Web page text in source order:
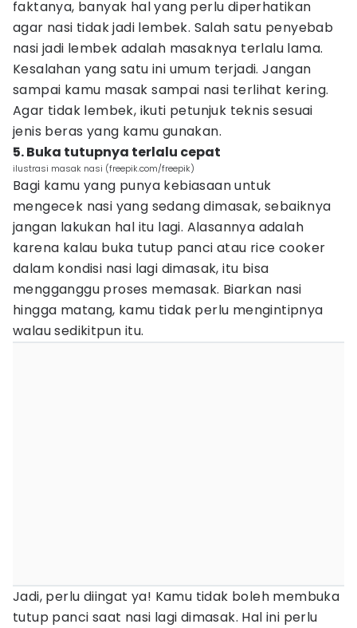
faktanya, banyak hal yang perlu diperhatikan
agar nasi tidak jadi lembek. Salah satu penyebab
nasi jadi lembek adalah masaknya terlalu lama.
Kesalahan yang satu ini umum terjadi. Jangan
sampai kamu masak sampai nasi terlihat kering.
Agar tidak lembek, ikuti petunjuk teknis sesuai
jenis beras yang kamu gunakan.
5. Buka tutupnya terlalu cepat
ilustrasi masak nasi (freepik.com/freepik)
Bagi kamu yang punya kebiasaan untuk
mengecek nasi yang sedang dimasak, sebaiknya
jangan lakukan hal itu lagi. Alasannya adalah
karena kalau buka tutup panci atau rice cooker
dalam kondisi nasi lagi dimasak, itu bisa
mengganggu proses memasak. Biarkan nasi
hingga matang, kamu tidak perlu mengintipnya
walau sedikitpun itu.
Jadi, perlu diingat ya! Kamu tidak boleh membuka
tutup panci saat nasi lagi dimasak. Hal ini perlu